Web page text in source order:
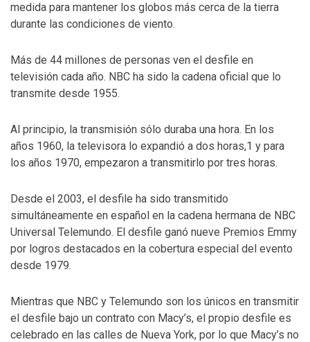
medida para mantener los globos más cerca de la tierra
durante las condiciones de viento.
Más de 44 millones de personas ven el desfile en
televisión cada año. NBC ha sido la cadena oficial que lo
transmite desde 1955.
Al principio, la transmisión sólo duraba una hora. En los
años 1960, la televisora lo expandió a dos horas,1 y para
los años 1970, empezaron a transmitirlo por tres horas.
Desde el 2003, el desfile ha sido transmitido
simultáneamente en español en la cadena hermana de NBC
Universal Telemundo. El desfile ganó nueve Premios Emmy
por logros destacados en la cobertura especial del evento
desde 1979.
Mientras que NBC y Telemundo son los únicos en transmitir
el desfile bajo un contrato con Macy’s, el propio desfile es
celebrado en las calles de Nueva York, por lo que Macy’s no